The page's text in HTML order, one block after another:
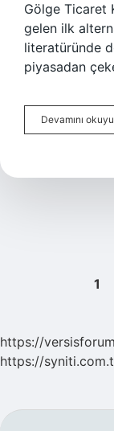
Gölge Ticaret
gelen ilk
literatüründe
piyasadan
Devamını
1
https://
https://